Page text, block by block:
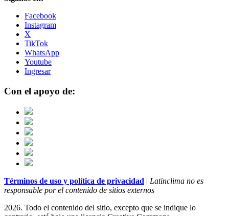
Facebook
Instagram
X
TikTok
WhatsApp
Youtube
Ingresar
Con el apoyo de:
Términos de uso y política de privacidad | Latinclima no es
responsable por el contenido de sitios externos
2026. Todo el contenido del sitio, excepto que se indique lo